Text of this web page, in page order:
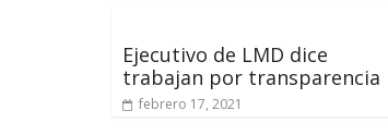
Ejecutivo de LMD dice
trabajan por transparencia
febrero 17, 2021